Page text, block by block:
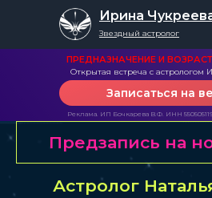
Звездный астролог
Ирина
Открытая встреча с астрологом
ПРЕДНАЗНАЧЕНИЕ И
Записаться на
Реклама. ИП Бочкарева В.Ф. ИНН
Продвинутый курс
тех, кто хочет видеть глубже
Предзапись на новый